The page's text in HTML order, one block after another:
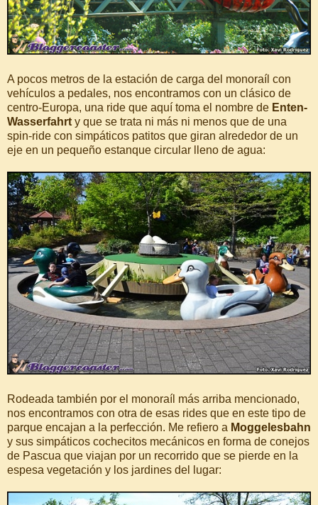
A pocos metros de la estación de carga del monoraíl con
vehículos a pedales, nos encontramos con un clásico de
centro-Europa, una ride que aquí toma el nombre de Enten-
Wasserfahrt y que se trata ni más ni menos que de una
spin-ride con simpáticos patitos que giran alrededor de un
eje en un pequeño estanque circular lleno de agua:
Rodeada también por el monoraíl más arriba mencionado,
nos encontramos con otra de esas rides que en este tipo de
parque encajan a la perfección. Me refiero a Moggelesbahn
y sus simpáticos cochecitos mecánicos en forma de conejos
de Pascua que viajan por un recorrido que se pierde en la
espesa vegetación y los jardines del lugar: